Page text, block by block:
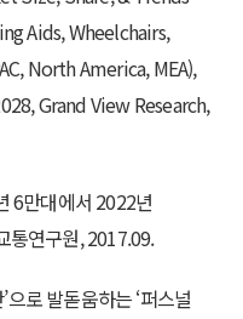
Aids, Wheelchairs,
North America, MEA),
Grand View Research,
6만대에서 2022년
통연구원, 2017.09.
로 발돋움하는 ‘퍼스널